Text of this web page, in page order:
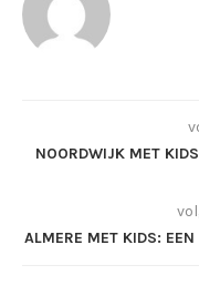
NOORDWIJK MET
ALMERE MET KIDS: